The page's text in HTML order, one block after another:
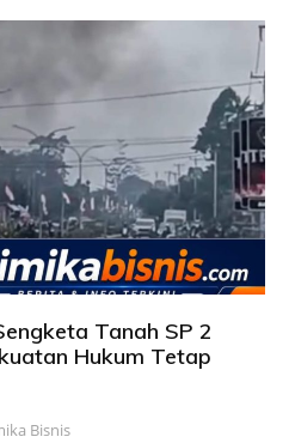
Tanah SP 2
Hukum Tetap
Bisnis